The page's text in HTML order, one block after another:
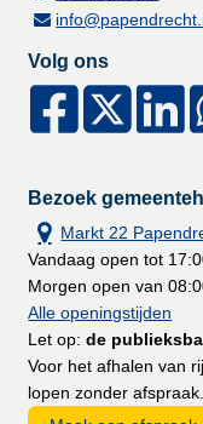
Volg ons
Bezoek
Markt 22
Vandaag open tot
Morgen open van
Alle openingstijden
Let op:de
Voor het afhalen van
lopen zonder afspraak.